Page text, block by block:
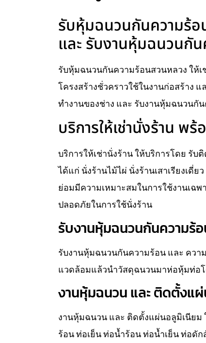
รับหุ้มฉนวนกันความร้อ
และ รับงานหุ้มฉนวนกั
รับหุ้มฉนวนกันความร้อนสวนหลวง ให้
โครงสร้างชั่วคราวใช้ในงานก่อสร้าง
ทำงานของช่าง และ รับงานหุ้มฉนวนกั
บริการให้เช่านั่งร้าน พ
บริการให้เช่านั่งร้าน ให้บริการโดย รั
ได้แก่ นั่งร้านไม้ไผ่ นั่งร้านเสาเรียงเดี่
ย่อมมีความเหมาะสมในการใช้งานเฉ
ปลอดภัยในการใช้นั่งร้าน
รับงานหุ้มฉนวนกันความร้
รับงานหุ้มฉนวนกันความร้อน และ ควา
แวดล้อมแล้วนำวัสดุฉนวนมาห่อหุ้มท่อ
งานหุ้มฉนวน และ ติดตั้งแ
งานหุ้มฉนวน และ ติดตั้งแผ่นอลูมิเนีย
ร้อน ท่อเย็น ท่อน้ำร้อน ท่อน้ำเย็น ท่อดั